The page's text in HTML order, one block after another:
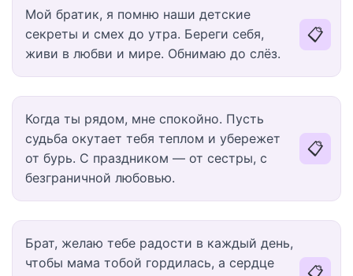
Мой братик, я помню наши детские
секреты и смех до утра. Береги себя,
живи в любви и мире. Обнимаю до слёз.
📋
Когда ты рядом, мне спокойно. Пусть
судьба окутает тебя теплом и убережет
от бурь. С праздником — от сестры, с
безграничной любовью.
📋
Брат, желаю тебе радости в каждый день,
чтобы мама тобой гордилась, а сердце